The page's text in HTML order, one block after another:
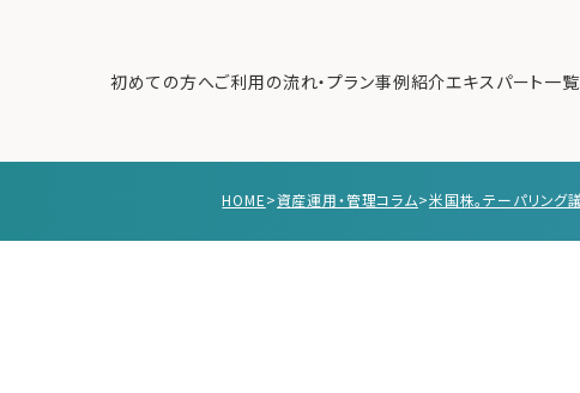
初めての方へご利用の流れ・プラン事例紹介エキスパート一覧
HOME>資産運用・管理コラム>